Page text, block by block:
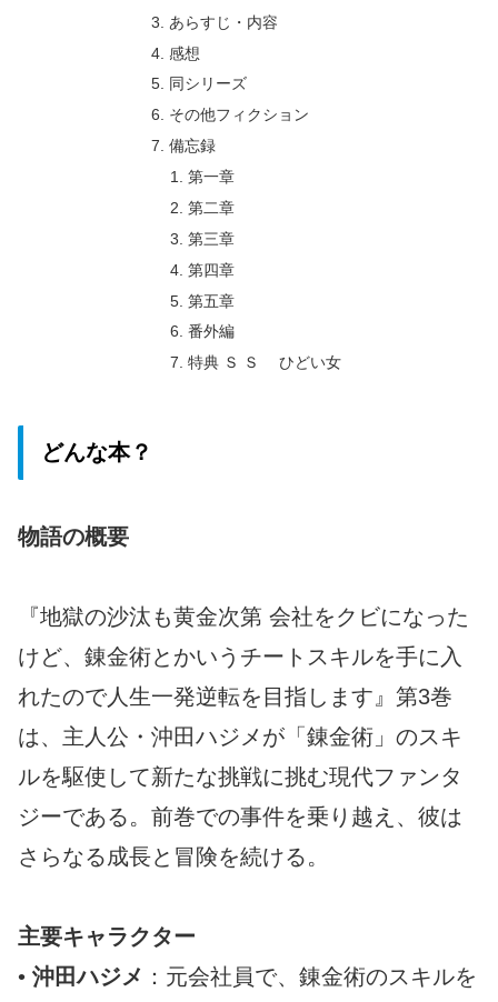
あらすじ・内容
感想
同シリーズ
その他フィクション
備忘録
第一章
第二章
第三章
第四章
第五章
番外編
特典 Ｓ Ｓ ひどい女
どんな本？
物語の概要
『地獄の沙汰も黄金次第 会社をクビになった
けど、錬金術とかいうチートスキルを手に入
れたので人生一発逆転を目指します』第3巻
は、主人公・沖田ハジメが「錬金術」のスキ
ルを駆使して新たな挑戦に挑む現代ファンタ
ジーである。前巻での事件を乗り越え、彼は
さらなる成長と冒険を続ける。
主要キャラクター
• 沖田ハジメ ：元会社員で、錬金術のスキルを